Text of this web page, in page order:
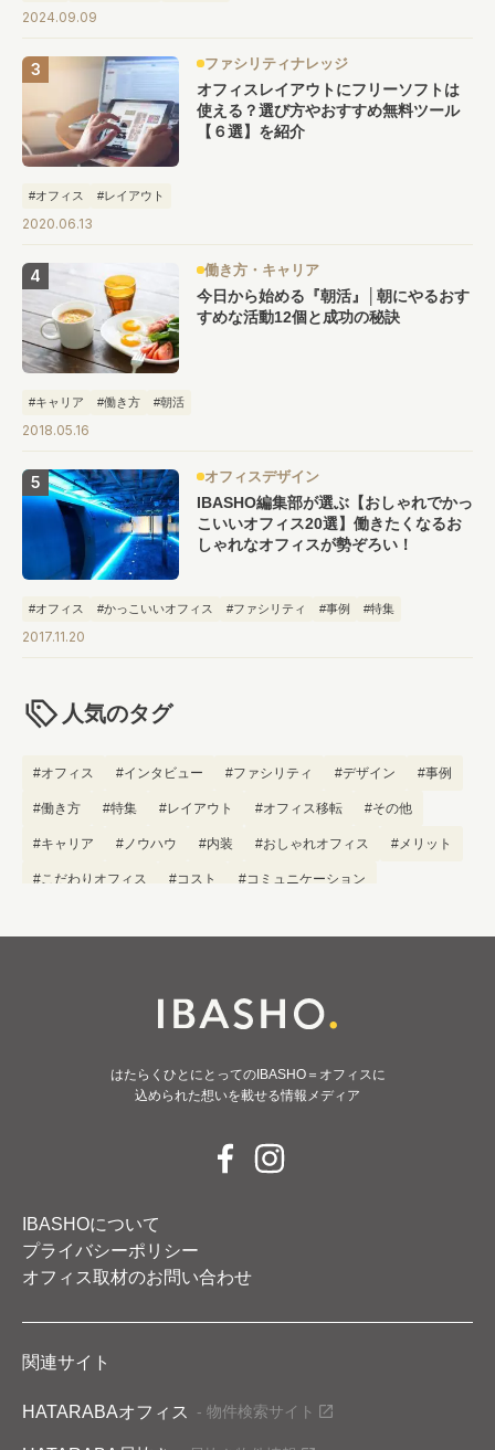
2024.09.09
ファシリティナレッジ
オフィスレイアウトにフリーソフトは
使える？選び方やおすすめ無料ツール
【６選】を紹介
#オフィス #レイアウト
2020.06.13
働き方・キャリア
今日から始める『朝活』│朝にやるおす
すめな活動12個と成功の秘訣
#キャリア #働き方 #朝活
2018.05.16
オフィスデザイン
IBASHO編集部が選ぶ【おしゃれでかっ
こいいオフィス20選】働きたくなるお
しゃれなオフィスが勢ぞろい！
#オフィス #かっこいいオフィス #ファシリティ #事例 #特集
2017.11.20
人気のタグ
#オフィス #インタビュー #ファシリティ #デザイン #事例
#働き方 #特集 #レイアウト #オフィス移転 #その他
#キャリア #ノウハウ #内装 #おしゃれオフィス #メリット
#こだわりオフィス #コスト #コミュニケーション
はたらくひとにとってのIBASHO＝オフィスに
込められた想いを載せる情報メディア
IBASHOについて
プライバシーポリシー
オフィス取材のお問い合わせ
関連サイト
HATARABAオフィス - 物件検索サイト